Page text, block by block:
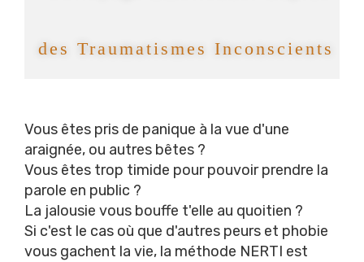
des Traumatismes Inconscients
Vous êtes pris de panique à la vue d'une
araignée, ou autres bêtes ?
Vous êtes trop timide pour pouvoir prendre la
parole en public ?
La jalousie vous bouffe t'elle au quoitien ?
Si c'est le cas où que d'autres peurs et phobie
vous gachent la vie, la méthode NERTI est